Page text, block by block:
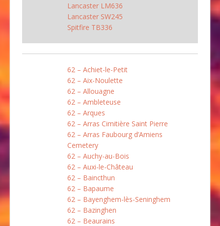
Lancaster LM636
Lancaster SW245
Spitfire TB336
62 – Achiet-le-Petit
62 – Aix-Noulette
62 – Allouagne
62 – Ambleteuse
62 – Arques
62 – Arras Cimitière Saint Pierre
62 – Arras Faubourg d’Amiens
Cemetery
62 – Auchy-au-Bois
62 – Auxi-le-Château
62 – Baincthun
62 – Bapaume
62 – Bayenghem-lès-Seninghem
62 – Bazinghen
62 – Beaurains